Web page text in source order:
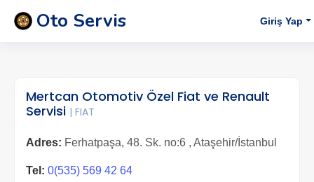
Oto Servis Giriş Yap
Mertcan Otomotiv Özel Fiat ve Renault
Servisi | FIAT
Adres: Ferhatpaşa, 48. Sk. no:6 , Ataşehir/İstanbul
Tel: 0(535) 569 42 64